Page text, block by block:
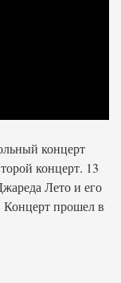
концерт
концерт. 13
Лето и его
прошел в